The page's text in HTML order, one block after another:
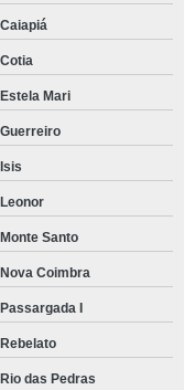
Mari
Santo
Coimbra
I
das Pedras